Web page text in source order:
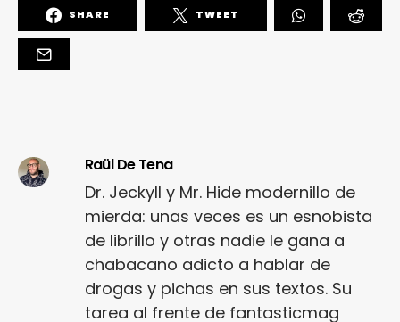
SHARE TWEET
Raül De Tena
Dr. Jeckyll y Mr. Hide modernillo de
mierda: unas veces es un esnobista
de librillo y otras nadie le gana a
chabacano adicto a hablar de
drogas y pichas en sus textos. Su
tarea al frente de fantasticmag